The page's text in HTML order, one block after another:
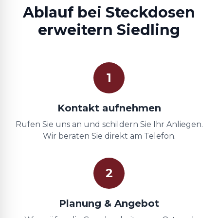
Ablauf bei Steckdosen
erweitern Siedling
1
Kontakt aufnehmen
Rufen Sie uns an und schildern Sie Ihr Anliegen.
Wir beraten Sie direkt am Telefon.
2
Planung & Angebot